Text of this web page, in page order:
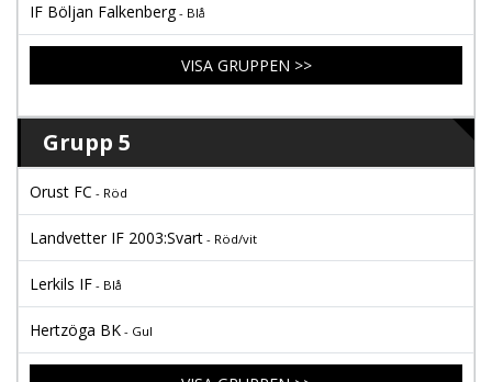
IF Böljan Falkenberg- Blå
VISA GRUPPEN >>
Grupp 5
Orust FC - Röd
Landvetter IF 2003:Svart - Röd/vit
Lerkils IF - Blå
Hertzöga BK - Gul